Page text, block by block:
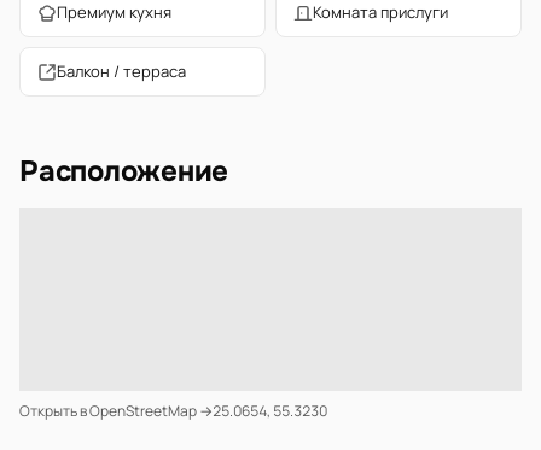
Премиум кухня Комната прислуги
Балкон / терраса
Расположение
Открыть в OpenStreetMap →25.0654, 55.3230